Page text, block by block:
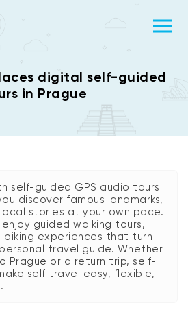
digital self-guided
in Prague
self-guided GPS audio tours
discover famous landmarks,
stories at your own pace.
guided walking tours,
biking experiences that turn
travel guide. Whether
Prague or a return trip, self-
self travel easy, flexible,